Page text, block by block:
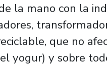
la mano con la
que no
yogur) y sobre